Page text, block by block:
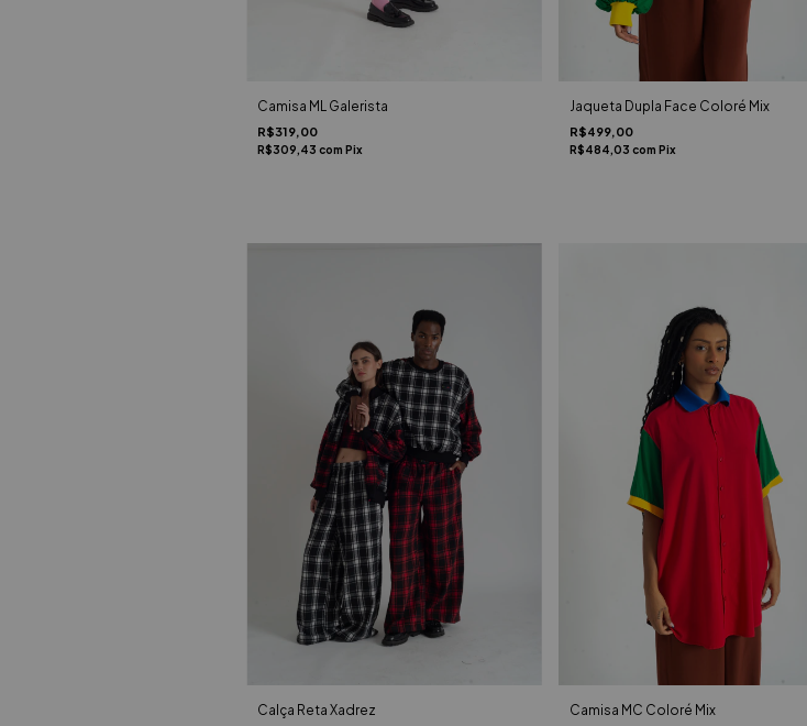
Camisa ML Galerista
R$319,00
R$309,43 com Pix
Jaqueta Dupla Face Coloré Mix
R$499,00
R$484,03 com Pix
Calça Reta Xadrez Camisa MC Coloré Mix